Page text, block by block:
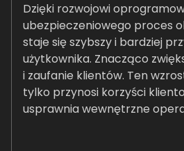
Dzięki rozwojowi
ubezpieczeniowego proces
staje się szybszy i bardziej
użytkownika. Znacząco
i zaufanie klientów. Ten
tylko przynosi korzyści
usprawnia wewnętrzne